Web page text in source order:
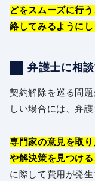
どをスムーズに行
絡してみるようにし
弁護士に相
契約解除を巡る問
しい場合には、弁
専門家の意見を取
や解決策を見つける
に際して費用が発